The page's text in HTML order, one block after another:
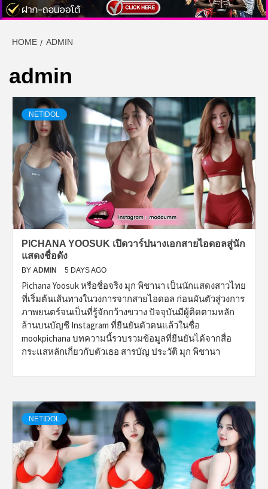
HOME ADMIN
admin
NETIDOL
PICHANA YOOSUK เปิดวาร์ปนางเอกสายไอดอลสู่นัก
แสดงชื่อดัง
BY ADMIN 5 DAYS AGO
Pichana Yoosuk หรือชื่อจริง มุก พิชานา เป็นนักแสดงสาวไทย
ที่เริ่มต้นเส้นทางในวงการจากสายไอดอล ก่อนผันตัวสู่วงการ
ภาพยนตร์จนเป็นที่รู้จักกว้างขวาง ปัจจุบันมีผู้ติดตามหลัก
ล้านบนบัญชี Instagram ที่ยืนยันตัวตนแล้วในชื่อ
mookpichana บทความนี้รวบรวมข้อมูลที่ยืนยันได้จากสื่อ
กระแสหลักเกี่ยวกับตัวเธอ สารบัญ ประวัติ มุก พิชานา
NETIDOL